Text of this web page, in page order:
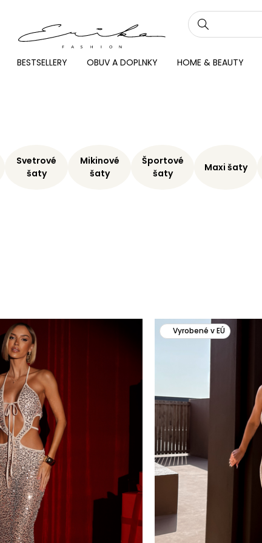
BESTSELLERY OBUV A DOPLNKY HOME & BEAUTY
Svetrové
šaty
Mikinové
šaty
Športové
šaty
Maxi šaty
Vyrobené v EÚ